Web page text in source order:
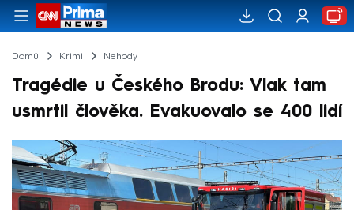
Domů Krimi Nehody
Tragédie u Českého Brodu: Vlak tam
usmrtil člověka. Evakuovalo se 400 lidí